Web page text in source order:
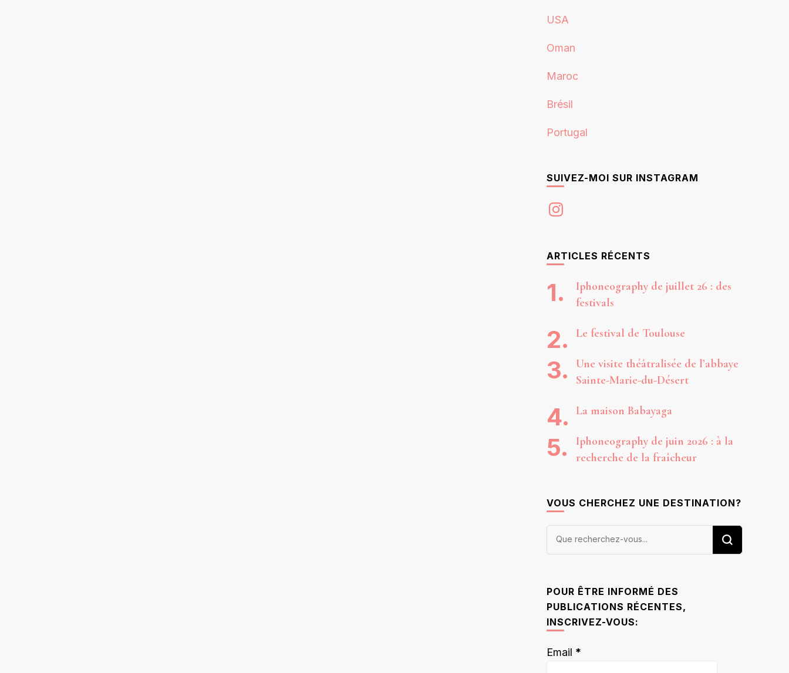
USA
Oman
Maroc
Brésil
Portugal
SUIVEZ-MOI SUR INSTAGRAM
Instagram
ARTICLES RÉCENTS
Iphoneography de juillet 26 : des
festivals
Le festival de Toulouse
Une visite théâtralisée de l’abbaye
Sainte-Marie-du-Désert
La maison Babayaga
Iphoneography de juin 2026 : à la
recherche de la fraîcheur
VOUS CHERCHEZ UNE DESTINATION?
Vous
POUR ÊTRE INFORMÉ DES
PUBLICATIONS RÉCENTES,
INSCRIVEZ-VOUS:
Email *